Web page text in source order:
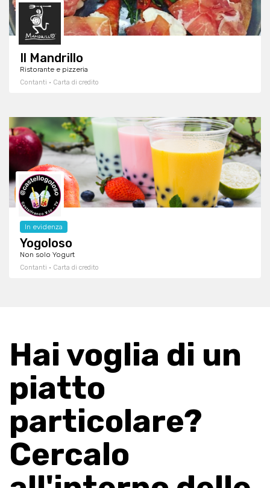
Il Mandrillo
Ristorante e pizzeria
Contanti · Carta di credito
In evidenza
Yogoloso
Non solo Yogurt
Contanti · Carta di credito
Hai voglia di un
piatto
particolare?
Cercalo